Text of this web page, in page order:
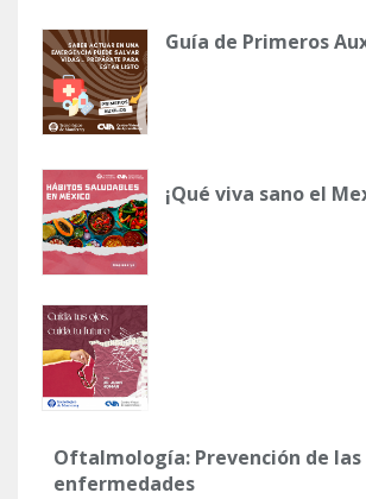
Guía de Primeros
¡Qué viva sano el
Oftalmología: Prevención de las
enfermedades